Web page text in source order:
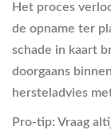
Het proces
de opname ter
schade in kaart
doorgaans
hersteladvies
Pro-tip: Vraag